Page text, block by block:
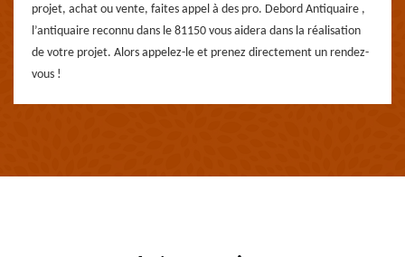
projet, achat ou vente, faites appel à des pro. Debord Antiquaire ,
l’antiquaire reconnu dans le 81150 vous aidera dans la réalisation
de votre projet. Alors appelez-le et prenez directement un rendez-
vous !